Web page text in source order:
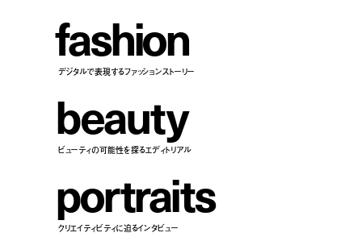
fashion
デジタルで表現するファッションストーリー
beauty
ビューティの可能性を探るエディトリアル
portraits
クリエイティビティに迫るインタビュー